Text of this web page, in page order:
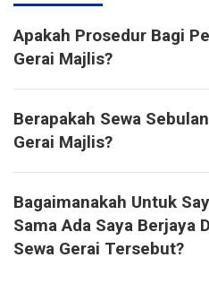
Apakah Prosedur Bagi
Gerai Majlis?
Berapakah Sewa
Gerai Majlis?
Bagaimanakah Untuk
Sama Ada Saya Berjaya
Sewa Gerai Tersebut?